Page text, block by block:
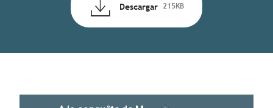
Descargar 215KB